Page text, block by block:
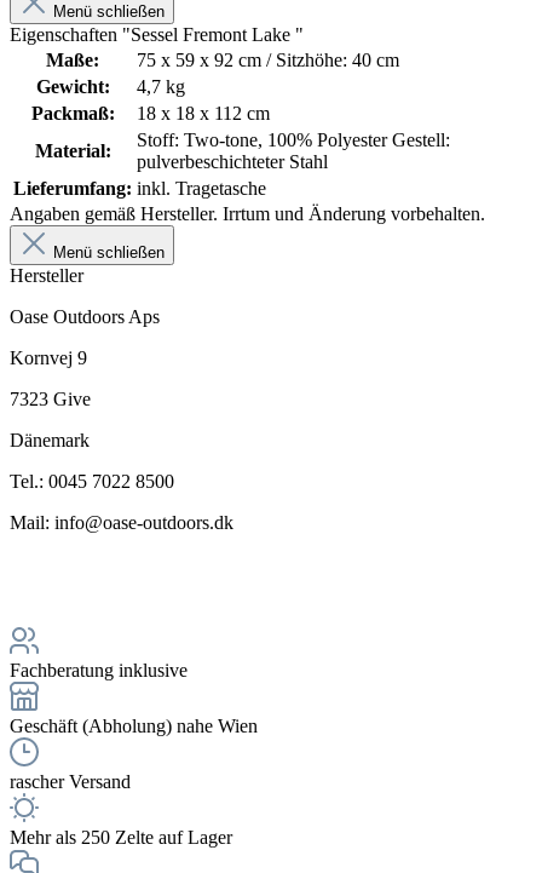
Menü schließen
Eigenschaften "Sessel Fremont Lake "
Maße:
75 x 59 x 92 cm / Sitzhöhe: 40 cm
Gewicht:
4,7 kg
Packmaß:
18 x 18 x 112 cm
Material:
Stoff: Two-tone, 100% Polyester Gestell:
pulverbeschichteter Stahl
Lieferumfang: inkl. Tragetasche
Angaben gemäß Hersteller. Irrtum und Änderung vorbehalten.
Menü schließen
Hersteller
Oase Outdoors Aps
Kornvej 9
7323 Give
Dänemark
Tel.: 0045 7022 8500
Mail: info@oase-outdoors.dk
Fachberatung inklusive
Geschäft (Abholung) nahe Wien
rascher Versand
Mehr als 250 Zelte auf Lager